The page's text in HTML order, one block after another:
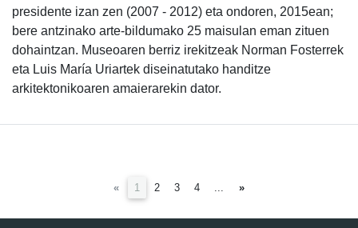
presidente izan zen (2007 - 2012) eta ondoren, 2015ean;
bere antzinako arte-bildumako 25 maisulan eman zituen
dohaintzan. Museoaren berriz irekitzeak Norman Fosterrek
eta Luis María Uriartek diseinatutako handitze
arkitektonikoaren amaierarekin dator.
« 1 (current)
2 3 4 ... »